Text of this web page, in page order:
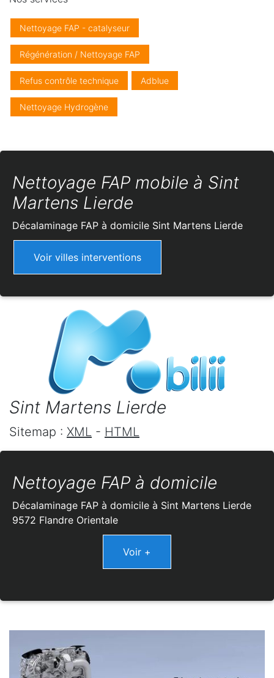
Nettoyage FAP - catalyseur
Régénération / Nettoyage FAP
Refus contrôle technique Adblue
Nettoyage Hydrogène
Nettoyage FAP mobile à Sint
Martens Lierde
Décalaminage FAP à domicile Sint Martens Lierde
Voir villes interventions
Sint Martens Lierde
Sitemap : XML - HTML
Nettoyage FAP à domicile
Décalaminage FAP à domicile à Sint Martens Lierde
9572 Flandre Orientale
Voir +